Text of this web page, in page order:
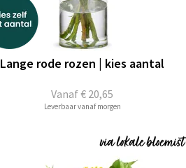
Vanaf€ 20,65
Lange rode rozen | kies aantal
Leverbaar vanaf morgen